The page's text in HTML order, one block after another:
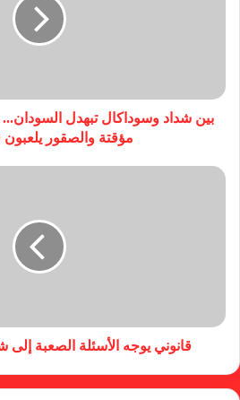
بين شداد وسوداكال تبهدل
مؤقتة والصقور
قانوني يوجه الأسئلة الصعبة